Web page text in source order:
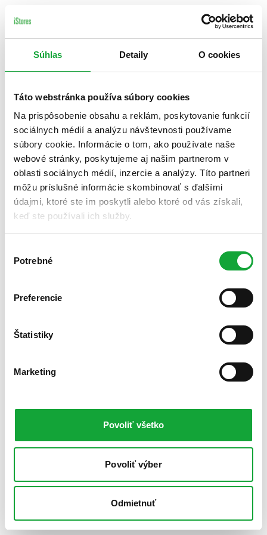
Súhlas Detaily O cookies
Táto webstránka používa súbory cookies
Na prispôsobenie obsahu a reklám, poskytovanie funkcií
sociálnych médií a analýzu návštevnosti používame
súbory cookie. Informácie o tom, ako používate naše
webové stránky, poskytujeme aj našim partnerom v
oblasti sociálnych médií, inzercie a analýzy. Títo partneri
môžu príslušné informácie skombinovať s ďalšími
údajmi, ktoré ste im poskytli alebo ktoré od vás získali,
keď ste používali ich služby.
súhlasu
Potrebné
Preferencie
Štatistiky
Marketing
Povoliť všetko
Povoliť výber
Odmietnuť